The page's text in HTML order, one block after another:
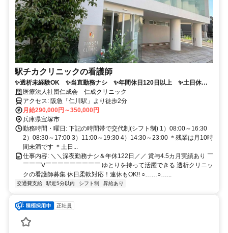
駅チカクリニックの看護師
✨透析未経験OK ✨当直勤務ナシ ✨年間休日120日以上 ✨土日休み
も相談OK ✨希望休あり ✨駅チカ
医療法人社団仁成会 仁成クリニック
アクセス: 阪急「仁川駅」より徒歩2分
月給290,000円～350,000円
兵庫県宝塚市
勤務時間・曜日: 下記の時間帯で交代制(シフト制) 1）08:00～16:30
2）08:30～17:00 3）11:00～19:30 4）14:30～23:00 ＊残業は月10時
間未満です ＊土日...
仕事内容: ＼＼深夜勤務ナシ＆年休122日／／ 賞与4.5カ月実績あり ￣
￣￣￣V￣￣￣￣￣￣￣￣￣ ゆとりを持って活躍できる 透析クリニッ
クの看護師募集 休日柔軟対応！連休もOK!! ○……○…...
交通費支給 駅近5分以内 シフト制 昇給あり
正社員